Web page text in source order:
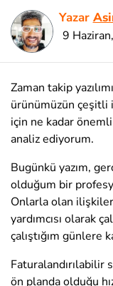
Yazar
9
Zaman takip
ürünümüzün çeşitli
için ne kadar
analiz ediyorum.
Bugünkü yazım,
olduğum bir
Onlarla olan
yardımcısı olarak
çalıştığım günlere
ön planda olduğu